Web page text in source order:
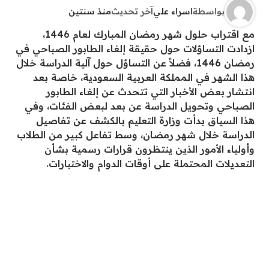
بواسطةاسراء عليآخر تحديثمنذ سنتين
مع اقتراب حلول شهر رمضان المبارك لعام 1446،
ازدادت التساؤلات حول حقيقة إلغاء الطابور الصباحي في
رمضان 1446، فضلاً عن التساؤل حول آلية الدراسة خلال
هذا الشهر في المملكة العربية السعودية، خاصة بعد
انتشار بعض الأخبار التي تتحدث عن إلغاء الطابور
الصباحي وتحويل الدراسة عن بعد لبعض الفئات، وفي
هذا السياق بدأت وزارة التعليم بالكشف عن تفاصيل
الدراسة خلال شهر رمضان، وسط تفاعل كبير من الطلاب
وأولياء الأمور الذين ينتظرون قرارات رسمية بشأن
التعديلات المحتملة على أوقات الدوام والاختبارات.